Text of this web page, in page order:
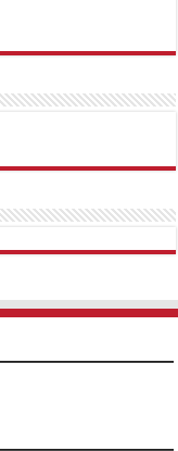
MatadorbetMariobet